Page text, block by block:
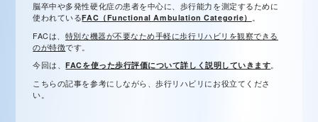
脳卒中や多発性硬化症の患者を中心に、歩行能力を測定するために
使われているFAC（Functional Ambulation Categorie） 。
FACは、 特別な機器が不要なため手軽に歩行リハビリを観察できる
のが特徴です。
今回は、FACを使った歩行評価について詳しく説明していきます。
こちらの記事を参考にしながら、歩行リハビリにお役立てくださ
い。